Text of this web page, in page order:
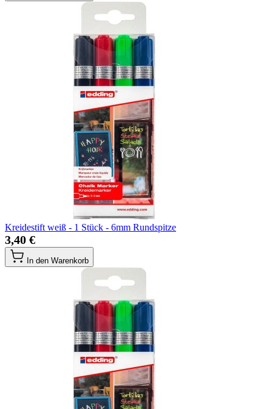
Kreidestift weiß - 1 Stück - 6mm Rundspitze
3,40 €
In den Warenkorb